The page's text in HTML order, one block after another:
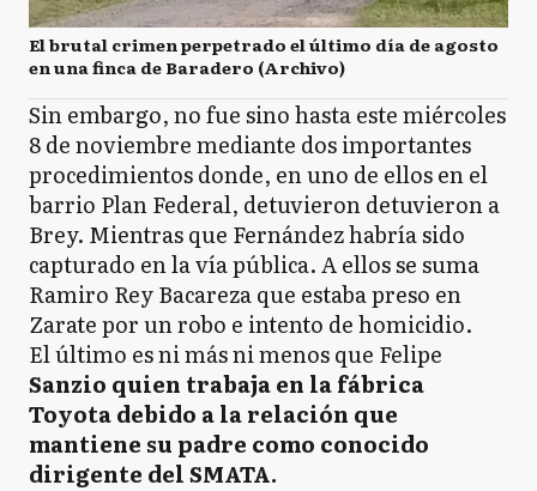
El brutal crimen perpetrado el último día de agosto
en una finca de Baradero (Archivo)
Sin embargo, no fue sino hasta este miércoles
8 de noviembre mediante dos importantes
procedimientos donde, en uno de ellos en el
barrio Plan Federal, detuvieron detuvieron a
Brey. Mientras que Fernández habría sido
capturado en la vía pública. A ellos se suma
Ramiro Rey Bacareza que estaba preso en
Zarate por un robo e intento de homicidio.
El último es ni más ni menos que Felipe
Sanzio quien trabaja en la fábrica
Toyota debido a la relación que
mantiene su padre como conocido
dirigente del SMATA.